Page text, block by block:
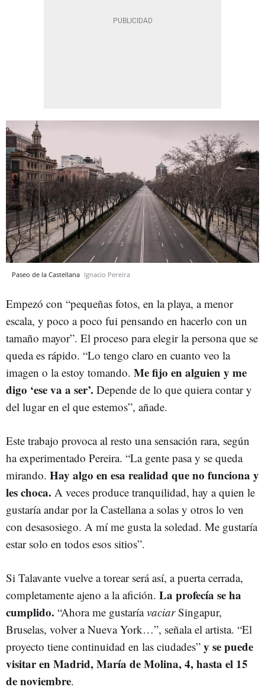
Paseo de la Castellana Ignacio Pereira
Empezó con “pequeñas fotos, en la playa, a menor
escala, y poco a poco fui pensando en hacerlo con un
tamaño mayor”. El proceso para elegir la persona que se
queda es rápido. “Lo tengo claro en cuanto veo la
imagen o la estoy tomando. Me fijo en alguien y me
digo ‘ese va a ser’. Depende de lo que quiera contar y
del lugar en el que estemos”, añade.
Este trabajo provoca al resto una sensación rara, según
ha experimentado Pereira. “La gente pasa y se queda
mirando. Hay algo en esa realidad que no funciona y
les choca. A veces produce tranquilidad, hay a quien le
gustaría andar por la Castellana a solas y otros lo ven
con desasosiego. A mí me gusta la soledad. Me gustaría
estar solo en todos esos sitios”.
Si Talavante vuelve a torear será así, a puerta cerrada,
completamente ajeno a la afición. La profecía se ha
cumplido. “Ahora me gustaríavaciarSingapur,
Bruselas, volver a Nueva York…”, señala el artista. “El
proyecto tiene continuidad en las ciudades” y se puede
visitar en Madrid, María de Molina, 4, hasta el 15
de noviembre.